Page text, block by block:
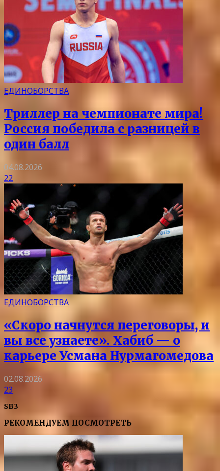
ЕДИНОБОРСТВА
Триллер на чемпионате мира!
Россия победила с разницей в
один балл
04.08.2026
22
ЕДИНОБОРСТВА
«Скоро начнутся переговоры, и
вы все узнаете». Хабиб — о
карьере Усмана Нурмагомедова
02.08.2026
23
SB3
РЕКОМЕНДУЕМ ПОСМОТРЕТЬ